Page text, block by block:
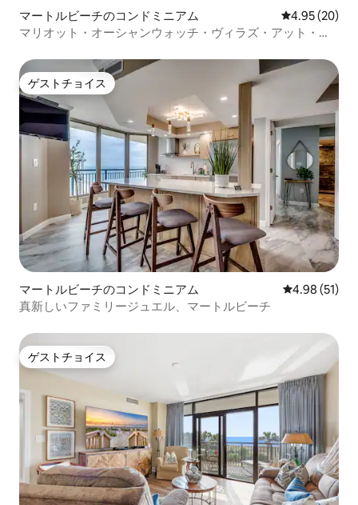
マートルビーチのコンドミニアム レビュー20
4.95 (20)
マリオット・オーシャンウォッチ・ヴィラズ・アット・グ
ゲストチョイス
ゲストチョイス
マートルビーチのコンドミニアム レビュー51
4.98 (51)
真新しいファミリージュエル、マートルビーチ
ゲストチョイス
ゲストチョイス